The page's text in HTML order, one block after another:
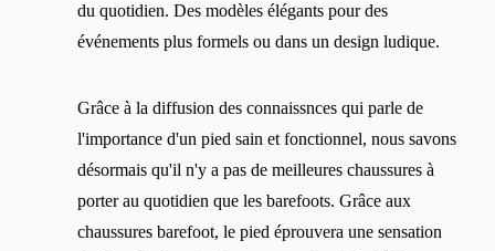
du quotidien. Des modèles élégants pour des
événements plus formels ou dans un design ludique.
Grâce à la diffusion des connaissnces qui parle de
l'importance d'un pied sain et fonctionnel, nous savons
désormais qu'il n'y a pas de meilleures chaussures à
porter au quotidien que les barefoots. Grâce aux
chaussures barefoot, le pied éprouvera une sensation